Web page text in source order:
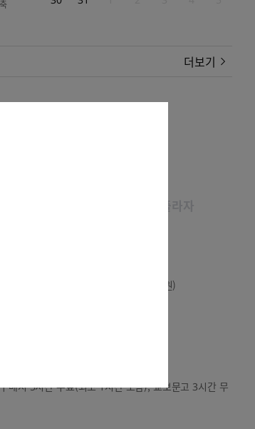
더보기
포함) 4,000원/추가요금 10분당 1,000원)
매시 5시간 무료(최초 1시간 포함), 교보문고 3시간 무